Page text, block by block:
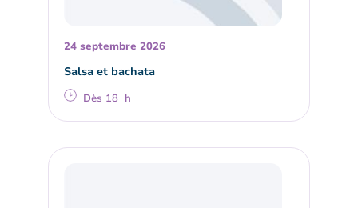
24 septembre 2026
Salsa et bachata
Dès 18 h